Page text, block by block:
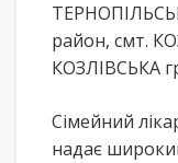
район, смт.
КОЗЛІВСЬКА
Сімейний
надає